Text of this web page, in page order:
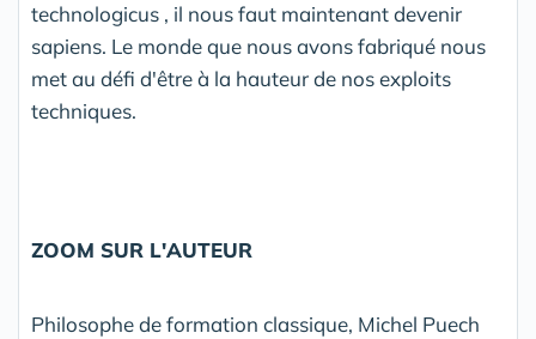
technologicus , il nous faut maintenant devenir
sapiens. Le monde que nous avons fabriqué nous
met au défi d'être à la hauteur de nos exploits
techniques.
ZOOM SUR L'AUTEUR
Philosophe de formation classique, Michel Puech